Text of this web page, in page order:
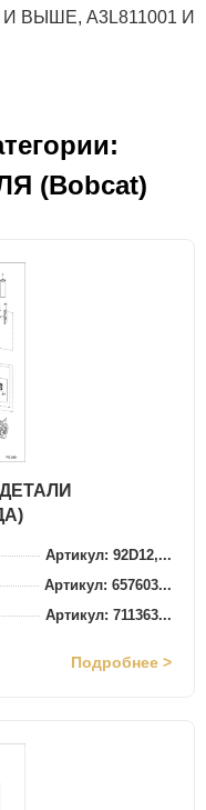
И ВЫШЕ, A3L811001 И
(Bobcat)
Артикул: 92D12,...
Артикул: 657603...
Артикул: 711363...
Подробнее >